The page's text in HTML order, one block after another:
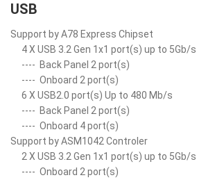
USB
Support by A78 Express Chipset
4 X USB 3.2 Gen 1x1 port(s) up to 5Gb/s
---- Back Panel 2 port(s)
---- Onboard 2 port(s)
6 X USB2.0 port(s) Up to 480 Mb/s
---- Back Panel 2 port(s)
---- Onboard 4 port(s)
Support by ASM1042 Controler
2 X USB 3.2 Gen 1x1 port(s) up to 5Gb/s
---- Onboard 2 port(s)